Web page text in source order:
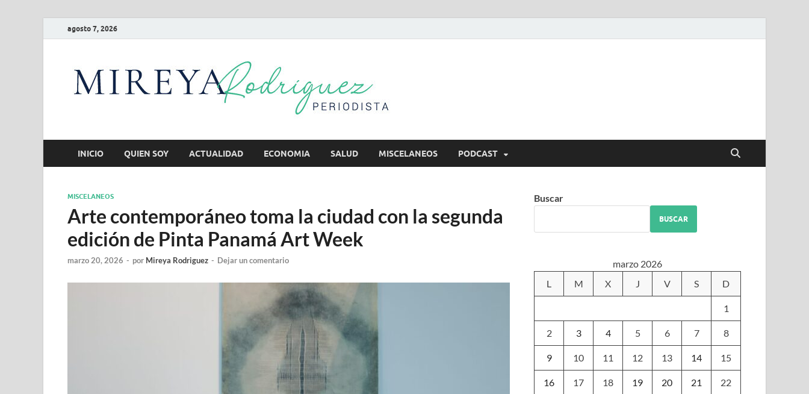
agosto 7, 2026
INICIO QUIEN SOY ACTUALIDAD ECONOMIA SALUD MISCELANEOS PODCAST
MISCELANEOS
Arte contemporáneo toma la ciudad con la segunda
edición de Pinta Panamá Art Week
marzo 20, 2026 - por Mireya Rodriguez - Dejar un comentario
Buscar
BUSCAR
marzo 2026
L
M X J V S D
1
2 3 4 5 6 7 8
9 10 11 12 13 14 15
16 17 18 19 20 21 22